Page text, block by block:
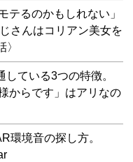
テるのかもしれない」
さんはコリアン美女を
している3つの特徴。
からです」はアリなの
環境音の探し方。